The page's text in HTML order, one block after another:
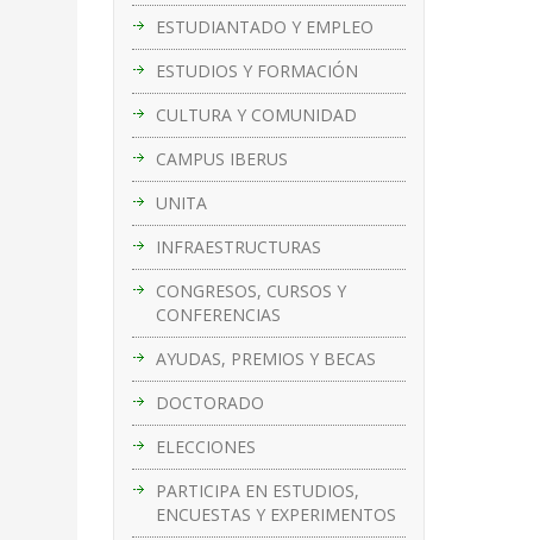
ESTUDIANTADO Y EMPLEO
ESTUDIOS Y FORMACIÓN
CULTURA Y COMUNIDAD
CAMPUS IBERUS
UNITA
INFRAESTRUCTURAS
CONGRESOS, CURSOS Y
CONFERENCIAS
AYUDAS, PREMIOS Y BECAS
DOCTORADO
ELECCIONES
PARTICIPA EN ESTUDIOS,
ENCUESTAS Y EXPERIMENTOS